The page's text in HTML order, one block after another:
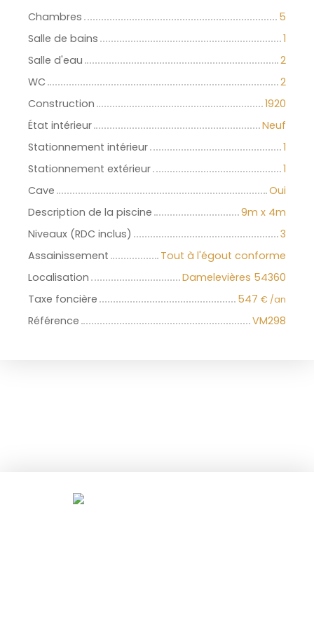
Chambres
5
Salle de bains
1
Salle d'eau
2
WC
2
Construction
1920
État intérieur
Neuf
Stationnement intérieur
1
Stationnement extérieur
1
Cave
Oui
Description de la piscine
9m x 4m
Niveaux (RDC inclus)
3
Assainissement
Tout à l'égout conforme
Localisation
Damelevières 54360
Taxe foncière
547 € /an
Référence VM298